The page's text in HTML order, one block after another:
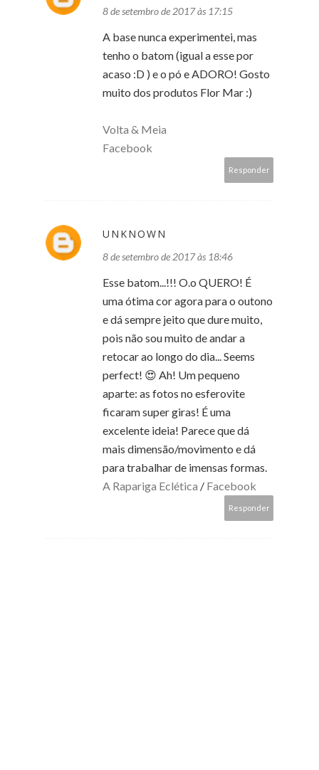
8 de setembro de 2017 às 17:15
A base nunca experimentei, mas
tenho o batom (igual a esse por
acaso :D ) e o pó e ADORO! Gosto
muito dos produtos Flor Mar :)
Volta & Meia
Facebook
Responder
UNKNOWN
8 de setembro de 2017 às 18:46
Esse batom...!!! O.o QUERO! É
uma ótima cor agora para o outono
e dá sempre jeito que dure muito,
pois não sou muito de andar a
retocar ao longo do dia... Seems
perfect! 😍 Ah! Um pequeno
aparte: as fotos no esferovite
ficaram super giras! É uma
excelente ideia! Parece que dá
mais dimensão/movimento e dá
para trabalhar de imensas formas.
A Rapariga Eclética / Facebook
Responder